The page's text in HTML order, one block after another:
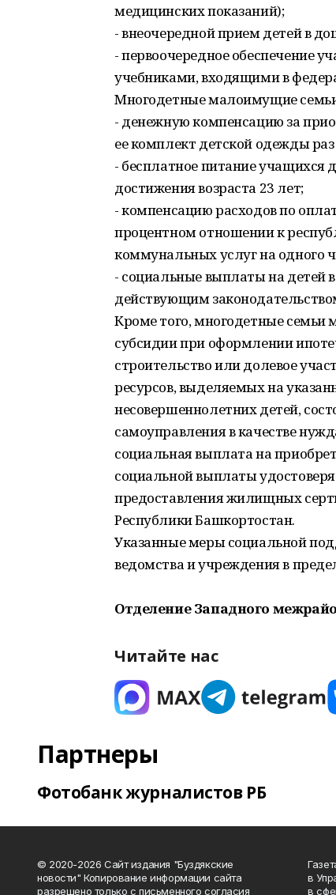
медицинских показаний);
- внеочередной прием детей в
- первоочередное обеспечение
учебниками, входящими в
Многодетные малоимущие
- денежную компенсацию за
ее комплект детской одежды раз
- бесплатное питание учащихся
достижения возраста 23 лет;
- компенсацию расходов по
процентном отношении к
коммунальных услуг на одного
- социальные выплаты на детей
действующим
Кроме того, многодетные семьи
субсидии при оформлении
строительство или долевое
ресурсов, выделяемых на
несовершеннолетних детей,
самоуправления в качестве
социальная выплата на
социальной выплаты
предоставления жилищных
Республики Башкортостан.
Указанные меры социальной
ведомства и учреждения в
Отделение Западного
Читайте нас
Партнеры
Фотобанк журналистов РБ
© 2020-2026 Сайт издания "Буздякские
новости" Копирование информации сайта
разрешено только с письменного согласия
в
в